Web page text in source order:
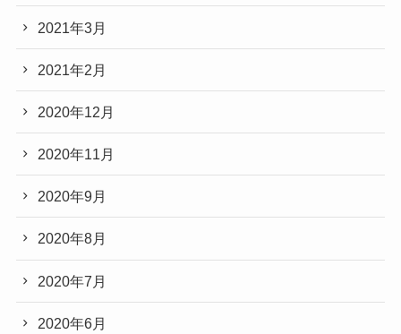
2021年3月
2021年2月
2020年12月
2020年11月
2020年9月
2020年8月
2020年7月
2020年6月